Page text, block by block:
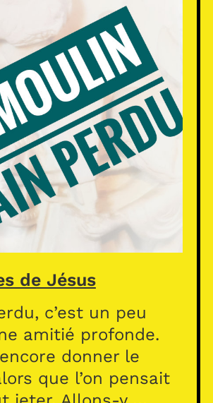
de Jésus
c’est un peu
amitié profonde.
donner le
que l’on pensait